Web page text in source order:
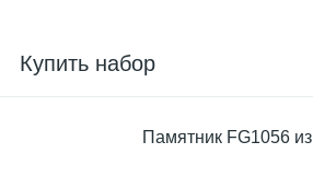
Купить набор
Памятник FG1056 из